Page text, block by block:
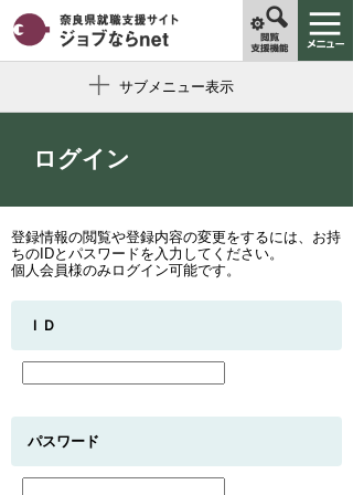
サブメニュー表示
ログイン
登録情報の閲覧や登録内容の変更をするには、お持
ちのIDとパスワードを入力してください。
個人会員様のみログイン可能です。
ＩＤ
パスワード